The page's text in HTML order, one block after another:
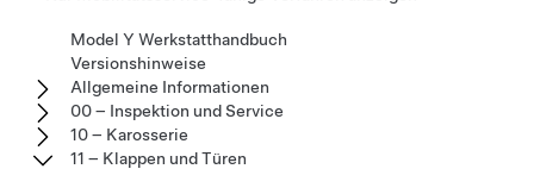
Model Y Werkstatthandbuch
Versionshinweise
Allgemeine Informationen
00 – Inspektion und Service
10 – Karosserie
11 – Klappen und Türen